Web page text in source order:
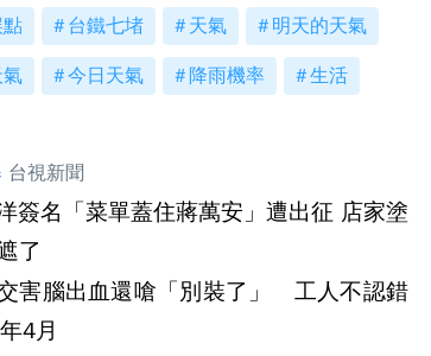
台鐵七堵 天氣 明天的天氣
今日天氣 降雨機率 生活
台視新聞
簽名「菜單蓋住蔣萬安」遭出征 店家塗
了
害腦出血還嗆「別裝了」 工人不認錯
4月